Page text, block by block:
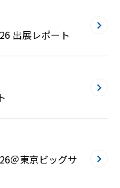
出展レポート
＠東京ビッグサ